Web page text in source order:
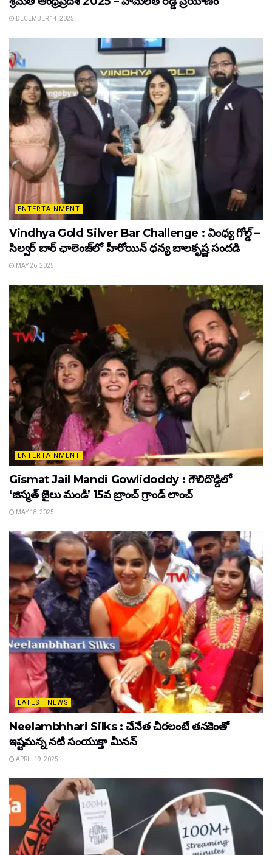
DECEMBER 14, 2025
ENTERTAINMENT
Vindhya Gold Silver Bar Challenge : వింధ్య గోల్డ్ –
సిల్వర్ బార్ ఛాలెంజ్‌లో హీరోయిన్ ధ‌న్య బాల‌కృష్ణ‌ సందడి
MAY 26, 2025
ENTERTAINMENT
Gismat Jail Mandi Gowlidoddy : గౌలిదొడ్డిలో
‘జిస్మత్ జైలు మండి’ 15వ బ్రాంచ్ గ్రాండ్ లాంచ్
MAY 18, 2025
LATEST NEWS
Neelambhhari Silks : చేనేత చీరలంటే తనకెంతో
ఇష్టమన్న నటి సంయుక్తా మీనన్‌
APRIL 19, 2025